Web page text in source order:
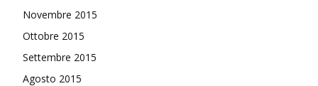
Novembre 2015
Ottobre 2015
Settembre 2015
Agosto 2015